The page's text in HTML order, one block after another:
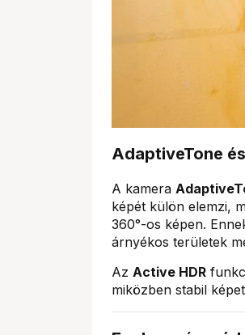
AdaptiveTone
A kamera
képét külön elemzi,
360°-os képen.
árnyékos területek
Az Active HDR
miközben stabil